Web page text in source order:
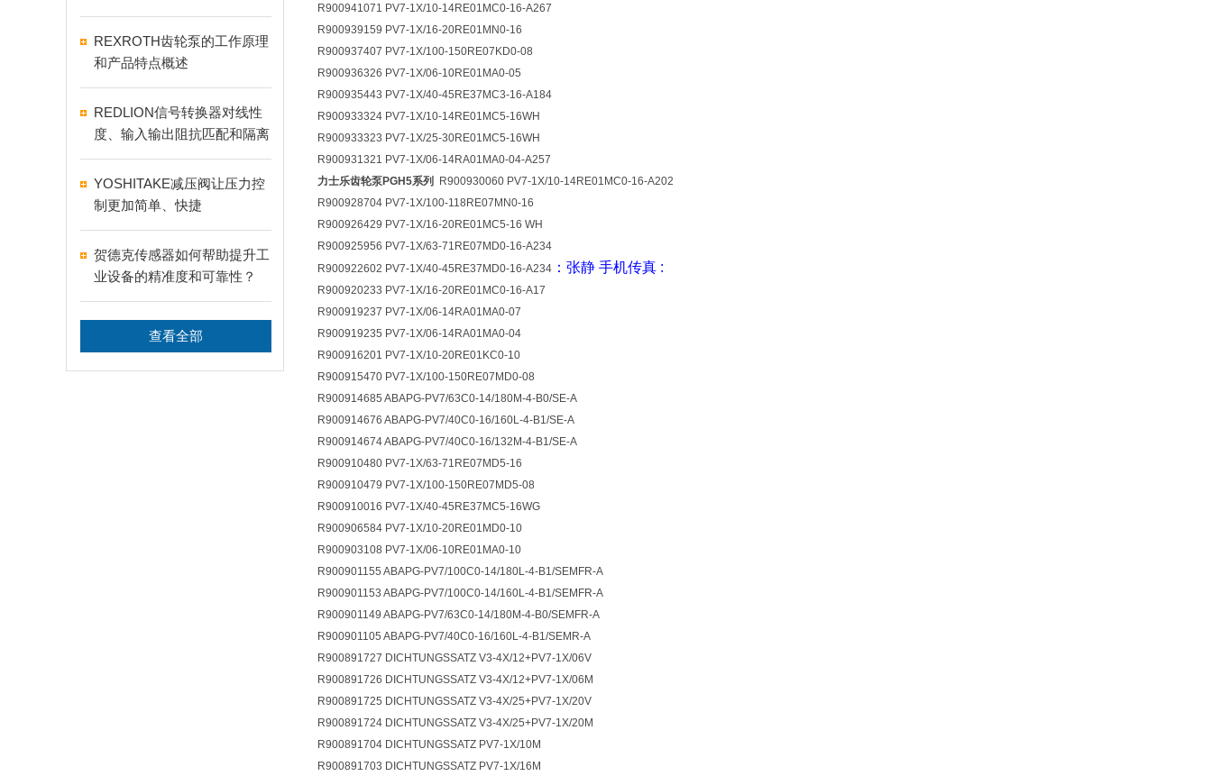
REXROTH齿轮泵的工作原理
和产品特点概述
REDLION信号转换器对线性
度、输入输出阻抗匹配和隔离
的要求
YOSHITAKE减压阀让压力控
制更加简单、快捷
贺德克传感器如何帮助提升工
业设备的精准度和可靠性？
查看全部
R900941071 PV7-1X/10-14RE01MC0-16-A267
R900939159 PV7-1X/16-20RE01MN0-16
R900937407 PV7-1X/100-150RE07KD0-08
R900936326 PV7-1X/06-10RE01MA0-05
R900935443 PV7-1X/40-45RE37MC3-16-A184
R900933324 PV7-1X/10-14RE01MC5-16WH
R900933323 PV7-1X/25-30RE01MC5-16WH
R900931321 PV7-1X/06-14RA01MA0-04-A257
力士乐齿轮泵PGH5系列
R900930060 PV7-1X/10-14RE01MC0-16-A202
R900928704 PV7-1X/100-118RE07MN0-16
R900926429 PV7-1X/16-20RE01MC5-16 WH
R900925956 PV7-1X/63-71RE07MD0-16-A234
R900922602 PV7-1X/40-45RE37MD0-16-A234 ：张静 手机传真 :
R900920233 PV7-1X/16-20RE01MC0-16-A17
R900919237 PV7-1X/06-14RA01MA0-07
R900919235 PV7-1X/06-14RA01MA0-04
R900916201 PV7-1X/10-20RE01KC0-10
R900915470 PV7-1X/100-150RE07MD0-08
R900914685 ABAPG-PV7/63C0-14/180M-4-B0/SE-A
R900914676 ABAPG-PV7/40C0-16/160L-4-B1/SE-A
R900914674 ABAPG-PV7/40C0-16/132M-4-B1/SE-A
R900910480 PV7-1X/63-71RE07MD5-16
R900910479 PV7-1X/100-150RE07MD5-08
R900910016 PV7-1X/40-45RE37MC5-16WG
R900906584 PV7-1X/10-20RE01MD0-10
R900903108 PV7-1X/06-10RE01MA0-10
R900901155 ABAPG-PV7/100C0-14/180L-4-B1/SEMFR-A
R900901153 ABAPG-PV7/100C0-14/160L-4-B1/SEMFR-A
R900901149 ABAPG-PV7/63C0-14/180M-4-B0/SEMFR-A
R900901105 ABAPG-PV7/40C0-16/160L-4-B1/SEMR-A
R900891727 DICHTUNGSSATZ V3-4X/12+PV7-1X/06V
R900891726 DICHTUNGSSATZ V3-4X/12+PV7-1X/06M
R900891725 DICHTUNGSSATZ V3-4X/25+PV7-1X/20V
R900891724 DICHTUNGSSATZ V3-4X/25+PV7-1X/20M
R900891704 DICHTUNGSSATZ PV7-1X/10M
R900891703 DICHTUNGSSATZ PV7-1X/16M